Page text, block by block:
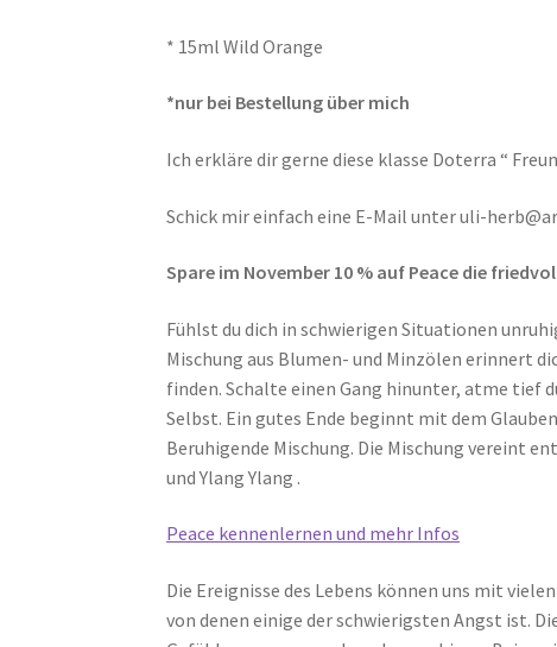
* 15ml Wild Orange
*nur bei Bestellung über mich
Ich erkläre dir gerne diese klasse Doterra “
Schick mir einfach eine E-Mail unter uli-
Spare im November 10 % auf Peace die
Fühlst du dich in schwierigen Situationen
Mischung aus Blumen- und Minzölen erinnert
finden. Schalte einen Gang hinunter, atme tief
Selbst. Ein gutes Ende beginnt mit dem
Beruhigende Mischung. Die Mischung vereint
und Ylang Ylang .
Peace kennenlernen und mehr Infos
Die Ereignisse des Lebens können uns mit
von denen einige der schwierigsten Angst ist.